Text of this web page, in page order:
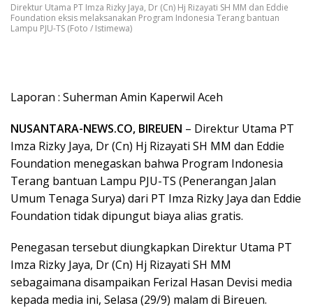
Direktur Utama PT Imza Rizky Jaya, Dr (Cn) Hj Rizayati SH MM dan Eddie
Foundation eksis melaksanakan Program Indonesia Terang bantuan
Lampu PJU-TS (Foto / Istimewa)
Laporan : Suherman Amin Kaperwil Aceh
NUSANTARA-NEWS.CO, BIREUEN – Direktur Utama PT
Imza Rizky Jaya, Dr (Cn) Hj Rizayati SH MM dan Eddie
Foundation menegaskan bahwa Program Indonesia
Terang bantuan Lampu PJU-TS (Penerangan Jalan
Umum Tenaga Surya) dari PT Imza Rizky Jaya dan Eddie
Foundation tidak dipungut biaya alias gratis.
Penegasan tersebut diungkapkan Direktur Utama PT
Imza Rizky Jaya, Dr (Cn) Hj Rizayati SH MM
sebagaimana disampaikan Ferizal Hasan Devisi media
kepada media ini, Selasa (29/9) malam di Bireuen.